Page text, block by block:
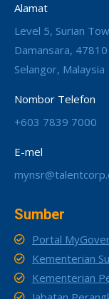
Alamat
Level 5, Surian
Damansara,
Selangor, Malaysia
Nombor Telefon
+603 7839 7000
E-mel
Sumber
Portal
Kementerian
Kementerian